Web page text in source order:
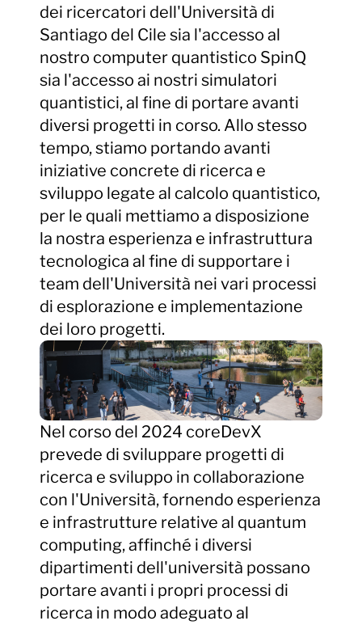
dei ricercatori dell'Università di
Santiago del Cile sia l'accesso al
nostro computer quantistico SpinQ
sia l'accesso ai nostri simulatori
quantistici, al fine di portare avanti
diversi progetti in corso. Allo stesso
tempo, stiamo portando avanti
iniziative concrete di ricerca e
sviluppo legate al calcolo quantistico,
per le quali mettiamo a disposizione
la nostra esperienza e infrastruttura
tecnologica al fine di supportare i
team dell'Università nei vari processi
di esplorazione e implementazione
dei loro progetti.
Nel corso del 2024 coreDevX
prevede di sviluppare progetti di
ricerca e sviluppo in collaborazione
con l'Università, fornendo esperienza
e infrastrutture relative al quantum
computing, affinché i diversi
dipartimenti dell'università possano
portare avanti i propri processi di
ricerca in modo adeguato al